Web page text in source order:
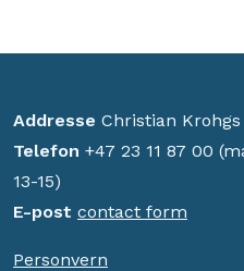
Addresse Christian Krohgs
Telefon +47 23 11 87 00
13-15)
E-post contact form
Personvern